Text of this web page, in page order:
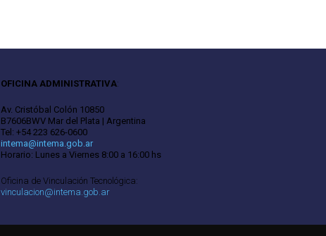
OFICINA ADMINISTRATIVA:
Av. Cristóbal Colón 10850
B7606BWV Mar del Plata | Argentina
Tel: +54 223 626-0600
intema@intema.gob.ar
Horario: Lunes a Viernes 8:00 a 16:00 hs
Oficina de Vinculación Tecnológica:
vinculacion@intema.gob.ar